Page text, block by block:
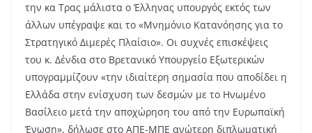
την κα Τρας μάλιστα ο Έλληνας υπουργός εκτός των
άλλων υπέγραψε και το «Μνημόνιο Κατανόησης για το
Στρατηγικό Διμερές Πλαίσιο». Οι συχνές επισκέψεις
του κ. Δένδια στο Βρετανικό Υπουργείο Εξωτερικών
υπογραμμίζουν «την ιδιαίτερη σημασία που αποδίδει η
Ελλάδα στην ενίσχυση των δεσμών με το Ηνωμένο
Βασίλειο μετά την αποχώρηση του από την Ευρωπαϊκή
Ένωση», δήλωσε στο ΑΠΕ-ΜΠΕ ανώτερη διπλωματική